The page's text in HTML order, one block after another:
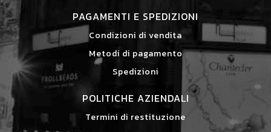
PAGAMENTI E SPEDIZIONI
Condizioni di vendita
Metodi di pagamento
Spedizioni
POLITICHE AZIENDALI
Termini di restituzione